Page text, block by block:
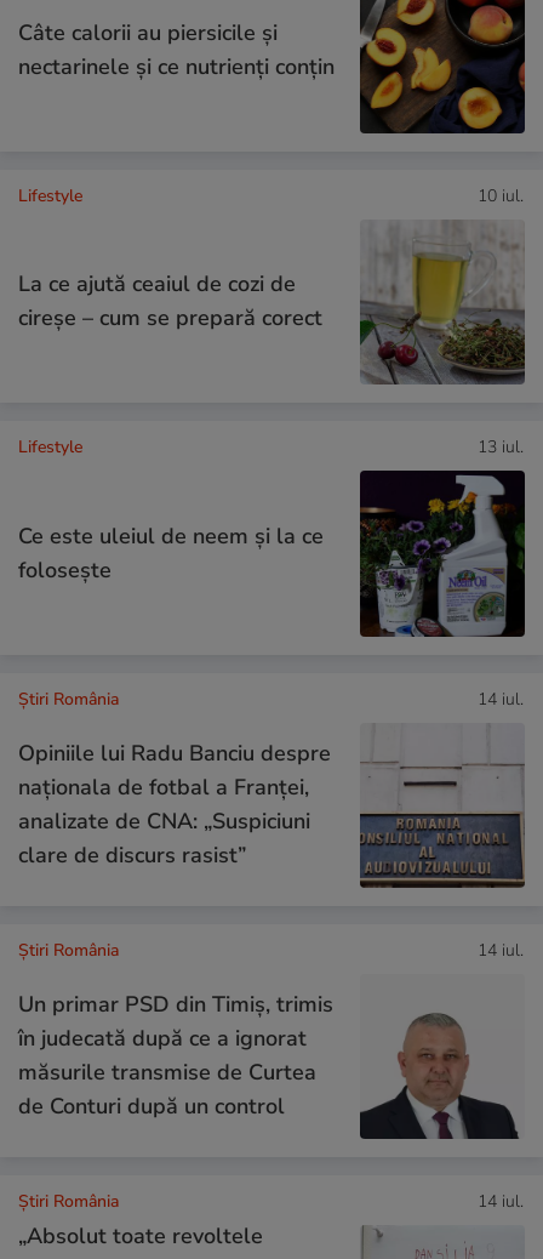
Câte calorii au piersicile și
nectarinele și ce nutrienți conțin
Lifestyle 10 iul.
La ce ajută ceaiul de cozi de
cireșe – cum se prepară corect
Lifestyle 13 iul.
Ce este uleiul de neem și la ce
folosește
Știri România 14 iul.
Opiniile lui Radu Banciu despre
naționala de fotbal a Franței,
analizate de CNA: „Suspiciuni
clare de discurs rasist”
Știri România 14 iul.
Un primar PSD din Timiș, trimis
în judecată după ce a ignorat
măsurile transmise de Curtea
de Conturi după un control
Știri România 14 iul.
„Absolut toate revoltele